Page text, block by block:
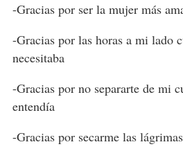
-Gracias por ser la mujer más
-Gracias por las horas a mi lado
necesitaba
-Gracias por no separarte de mi
entendía
-Gracias por secarme las lágrimas